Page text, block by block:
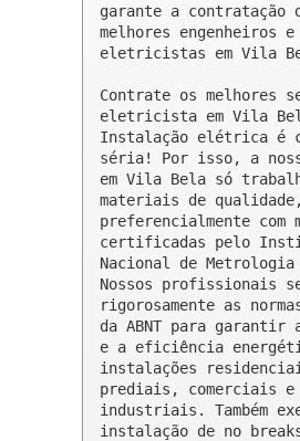
garante a contratação
melhores engenheiros e
eletricistas em Vila
Contrate os melhores
eletricista em Vila
Instalação elétrica é
séria! Por isso, a
em Vila Bela só
materiais de qualidade,
preferencialmente com
certificadas pelo
Nacional de Metrologia
Nossos profissionais
rigorosamente as
da ABNT para garantir
e a eficiência
instalações
prediais, comerciais e
industriais. Também
instalação de no